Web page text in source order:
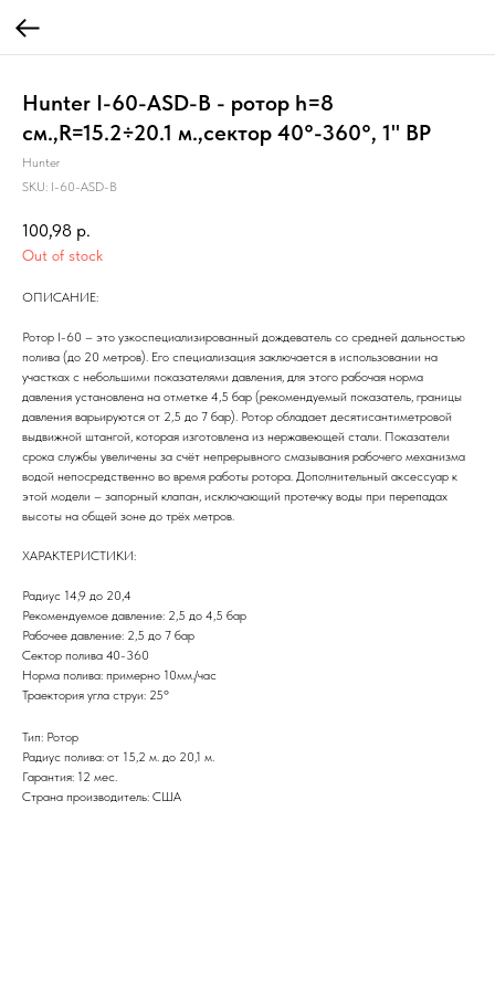
Hunter I-60-ASD-B - ротор h=8
см.,R=15.2÷20.1 м.,сектор 40°-360°, 1" ВР
Hunter
SKU: I-60-ASD-B
100,98 р.
Out of stock
ОПИСАНИЕ:
Ротор I-60 – это узкоспециализированный дождеватель со средней дальностью
полива (до 20 метров). Его специализация заключается в использовании на
участках с небольшими показателями давления, для этого рабочая норма
давления установлена на отметке 4,5 бар (рекомендуемый показатель, границы
давления варьируются от 2,5 до 7 бар). Ротор обладает десятисантиметровой
выдвижной штангой, которая изготовлена из нержавеющей стали. Показатели
срока службы увеличены за счёт непрерывного смазывания рабочего механизма
водой непосредственно во время работы ротора. Дополнительный аксессуар к
этой модели – запорный клапан, исключающий протечку воды при перепадах
высоты на общей зоне до трёх метров.
ХАРАКТЕРИСТИКИ:
Радиус 14,9 до 20,4
Рекомендуемое давление: 2,5 до 4,5 бар
Рабочее давление: 2,5 до 7 бар
Сектор полива 40-360
Норма полива: примерно 10мм./час
Траектория угла струи: 25º
Тип: Ротор
Радиус полива: от 15,2 м. до 20,1 м.
Гарантия: 12 мес.
Страна производитель: США